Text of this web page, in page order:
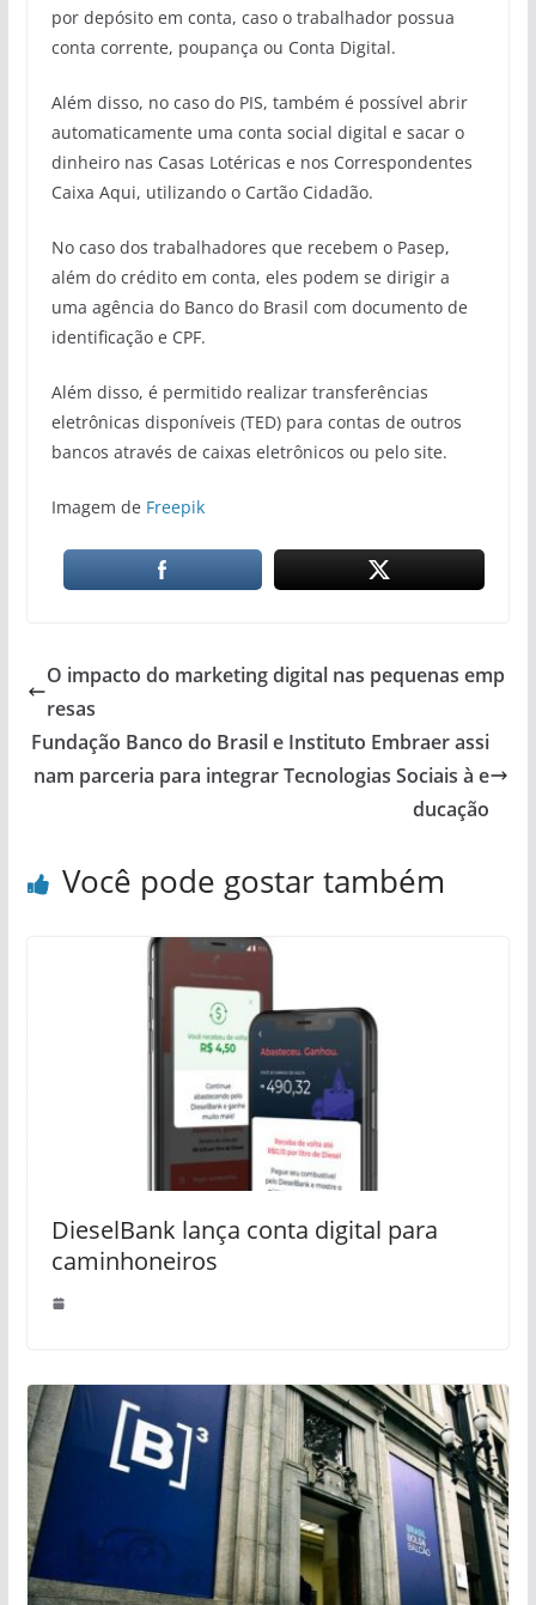
por depósito em conta, caso o trabalhador possua
conta corrente, poupança ou Conta Digital.
Além disso, no caso do PIS, também é possível abrir
automaticamente uma conta social digital e sacar o
dinheiro nas Casas Lotéricas e nos Correspondentes
Caixa Aqui, utilizando o Cartão Cidadão.
No caso dos trabalhadores que recebem o Pasep,
além do crédito em conta, eles podem se dirigir a
uma agência do Banco do Brasil com documento de
identificação e CPF.
Além disso, é permitido realizar transferências
eletrônicas disponíveis (TED) para contas de outros
bancos através de caixas eletrônicos ou pelo site.
Imagem de Freepik
O impacto do marketing digital nas pequenas emp
resas
Fundação Banco do Brasil e Instituto Embraer assi
nam parceria para integrar Tecnologias Sociais à e
ducação
Você pode gostar também
DieselBank lança conta digital para
caminhoneiros